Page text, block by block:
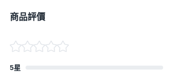
商品評價
5星